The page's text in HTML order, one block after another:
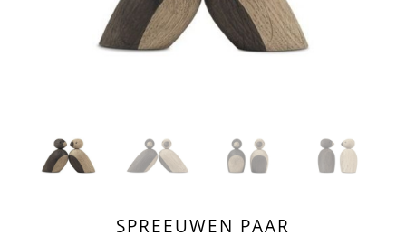
SPREEUWEN PAAR